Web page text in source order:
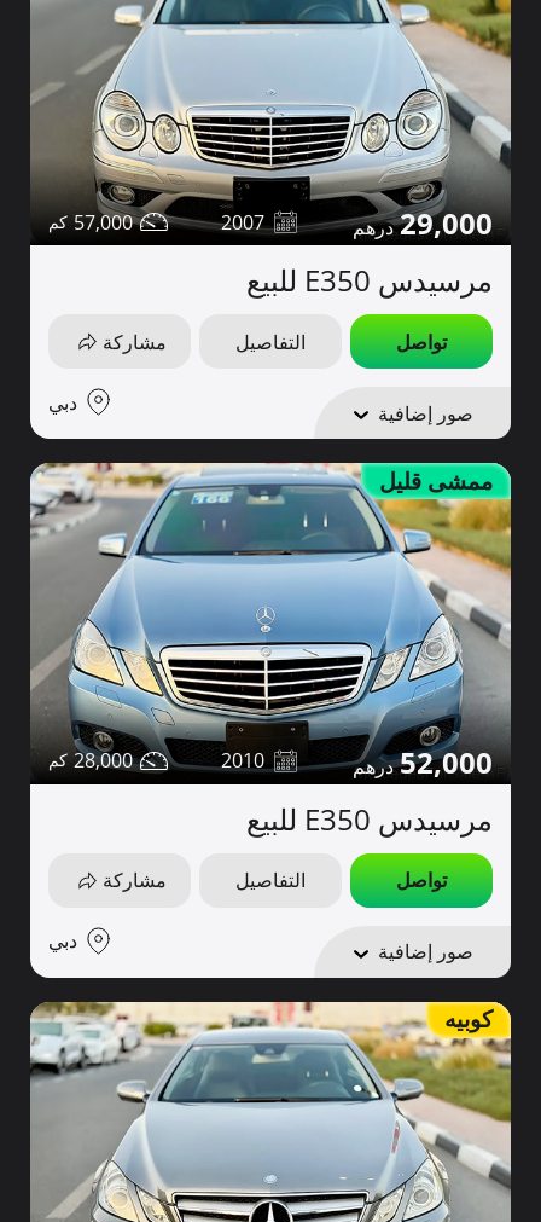
29,000
2007
57,000
مرسيدس E350 للبيع
تواصل التفاصيل مشاركة
صور إضافية دبي
ممشى قليل
52,000
2010
28,000
مرسيدس E350 للبيع
تواصل التفاصيل مشاركة
صور إضافية دبي
كوبيه